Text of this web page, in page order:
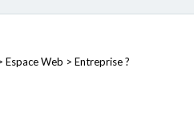
Web > Entreprise ?